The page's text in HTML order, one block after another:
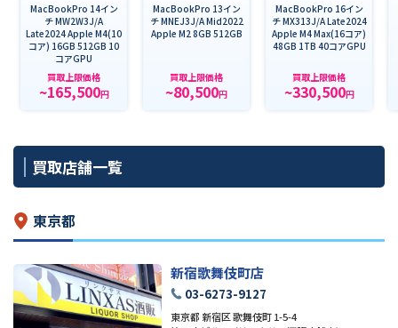
MacBookPro 14イン
チ MW2W3J/A
Late2024 Apple M4(10
コア) 16GB 512GB 10
コアGPU
買取上限価格
~165,500円
MacBookPro 13イン
チ MNEJ3J/A Mid2022
Apple M2 8GB 512GB
買取上限価格
~80,500円
MacBookPro 16イン
チ MX313J/A Late2024
Apple M4 Max(16コア)
48GB 1TB 40コアGPU
買取上限価格
~330,500円
買取店舗一覧
東京都
新宿歌舞伎町店
03-6273-9127
東京都 新宿区 歌舞伎町 1-5-4